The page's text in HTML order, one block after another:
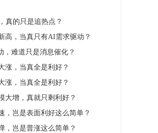
真的只是追热点？
高，当真只有AI需求驱动？
，难道只是消息催化？
涨，当真全是利好？
涨，当真全是利好？
大增，真就只剩利好？
，岂是表面利好这么简单？
，岂是普涨这么简单？